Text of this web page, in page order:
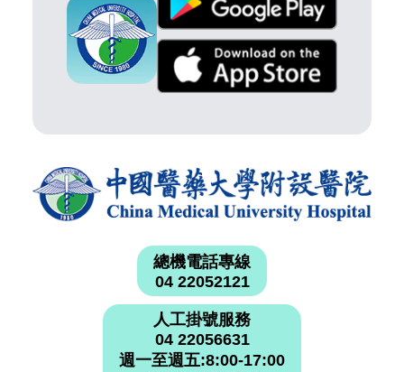
總機電話專線
04 22052121
人工掛號服務
04 22056631
週一至週五:8:00-17:00